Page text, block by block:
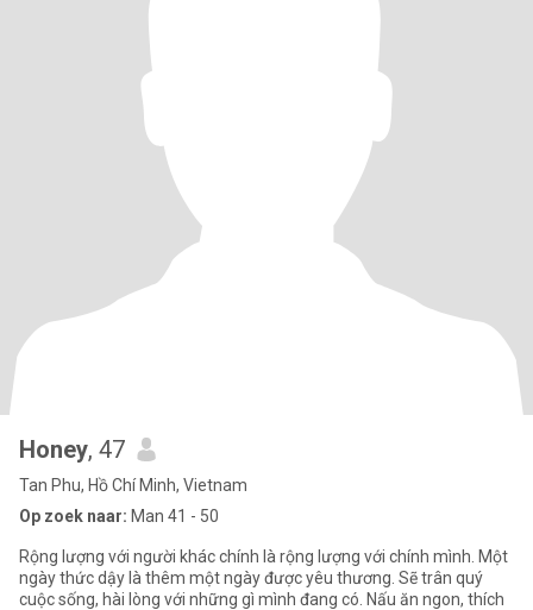
Honey, 47
Tan Phu, Hồ Chí Minh, Vietnam
Op zoek naar: Man 41 - 50
Rộng lượng với người khác chính là rộng lượng với chính mình. Một
ngày thức dậy là thêm một ngày được yêu thương. Sẽ trân quý
cuộc sống, hài lòng với những gì mình đang có. Nấu ăn ngon, thích